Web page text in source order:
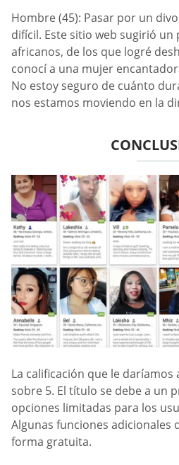
Hombre (45): Pasar por un
difícil. Este sitio web sugirió un
africanos, de los que logré
conocí a una mujer
No estoy seguro de cuánto
nos estamos moviendo en la
La calificación que le daríamos
sobre 5. El título se debe a un
opciones limitadas para los
Algunas funciones adicionales
forma gratuita.